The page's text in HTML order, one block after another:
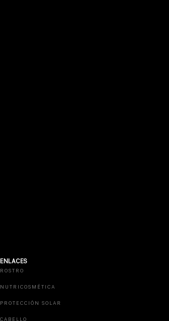
ENLACES
ROSTRO
NUTRICOSMÉTICA
PROTECCIÓN SOLAR
CABELLO